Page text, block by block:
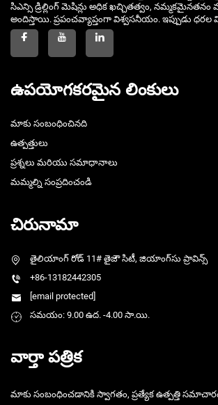
సిఎన్సి డ్రిల్లింగ్ మెషిన్లు అధిక ఖచ్చితత్వం,
అందిస్తాయి. ప్రపంచవ్యాప్తంగా విశ్వసనీయం. ఇప్పుడు ధరల
ఉపయోగకరమైన లింకులు
మాకు సంబంధించినది
ఉత్పత్తులు
ప్రశ్నలు మరియు సమాధానాలు
మమ్మల్ని సంప్రదించండి
చిరునామా
తైలియాంగ్ రోడ్ 11# తైజౌ సిటీ, జియాంగ్‌సు ప్రావిన్స్
+86-13182442305
[email protected]
సమయం: 9.00 ఉద. -4.00 సా.యి.
వార్తా పత్రిక
మాకు సంబంధించడానికి స్వాగతం, ప్రత్యేక ఉత్పత్తి